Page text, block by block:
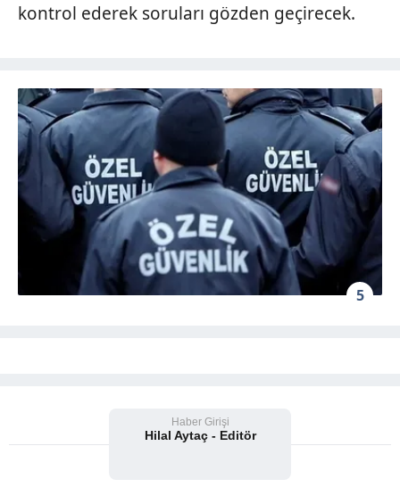
kontrol ederek soruları gözden geçirecek.
5
Haber Girişi
Hilal Aytaç - Editör